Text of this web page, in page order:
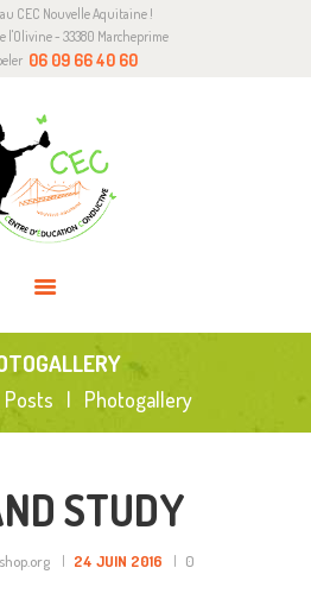
CEC Nouvelle Aquitaine !
l'Olivine - 33380 Marcheprime
06 09 66 40 60
Posts Photogallery
AIDER
STUDY
24 JUIN 2016
0